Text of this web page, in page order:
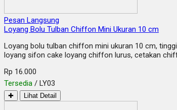
Pesan Langsung
Loyang Bolu Tulban Chiffon Mini Ukuran 10 cm
Loyang bolu tulban chiffon mini ukuran 10 cm,
loyang sifon cake loyang chiffon lurus, cetakan
Rp 16.000
Tersedia / LY03
✚ Lihat Detail